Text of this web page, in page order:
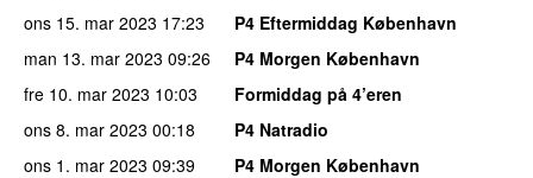
ons 15. mar 2023 17:23
P4 Eftermiddag København
man 13. mar 2023 09:26
P4 Morgen København
fre 10. mar 2023 10:03
Formiddag på 4’eren
ons 8. mar 2023 00:18
P4 Natradio
ons 1. mar 2023 09:39
P4 Morgen København